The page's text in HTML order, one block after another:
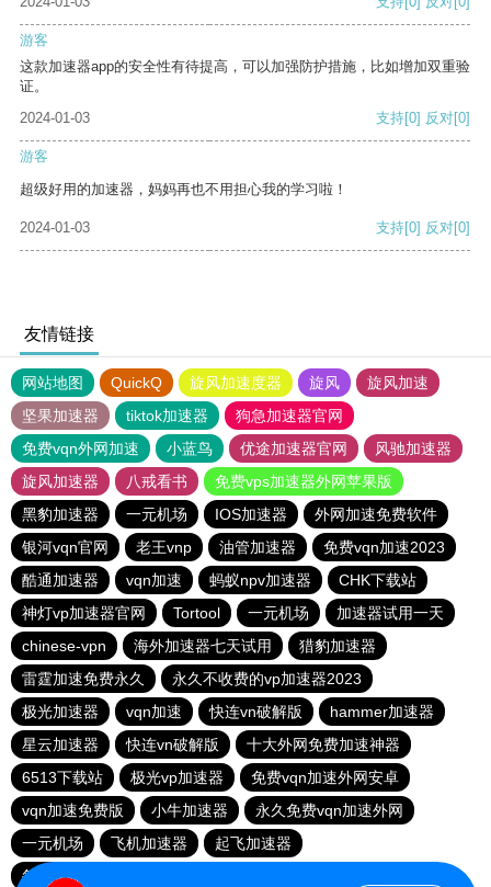
游客
这款加速器app的安全性有待提高，可以加强防护措施，比如增加双重验
证。
2024-01-03
支持[0] 反对[0]
游客
超级好用的加速器，妈妈再也不用担心我的学习啦！
2024-01-03 支持[0] 反对[0]
友情链接
网站地图 QuickQ 旋风加速度器 旋风
旋风加速
坚果加速器
tiktok加速器
狗急加速器官网
免费vqn外网加速
小蓝鸟 优途加速器官网
风驰加速器
旋风加速器
八戒看书
免费vps加速器外网苹果版
黑豹加速器
一元机场 IOS加速器
外网加速免费软件
银河vqn官网
老王vnp 油管加速器
免费vqn加速2023
酷通加速器
vqn加速 蚂蚁npv加速器
CHK下载站
神灯vp加速器官网
Tortool 一元机场
加速器试用一天
chinese-vpn
海外加速器七天试用
猎豹加速器
雷霆加速免费永久
永久不收费的vp加速器2023
极光加速器
vqn加速 快连vn破解版
hammer加速器
星云加速器
快连vn破解版
十大外网免费加速神器
6513下载站
极光vp加速器
免费vqn加速外网安卓
vqn加速免费版
小牛加速器
永久免费vqn加速外网
一元机场
飞机加速器
起飞加速器
每天试用一小时加速器